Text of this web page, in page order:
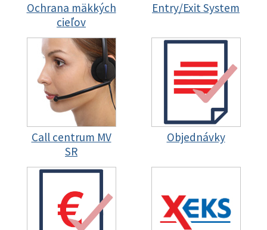
Ochrana mäkkých
cieľov
Entry/Exit System
Call centrum MV
SR
Objednávky